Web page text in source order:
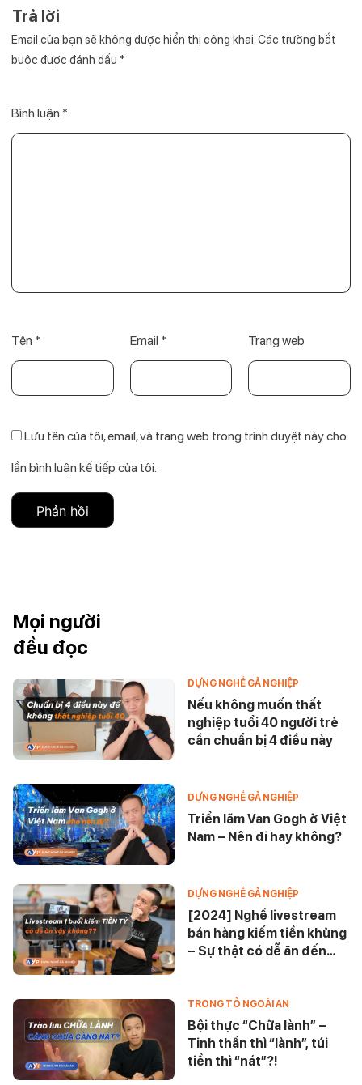
Trả lời
Email của bạn sẽ không được hiển thị công khai. Các trường bắt
buộc được đánh dấu *
Bình luận *
Tên * Email * Trang web
Lưu tên của tôi, email, và trang web trong trình duyệt này cho
lần bình luận kế tiếp của tôi.
Mọi người
đều đọc
DỰNG NGHỀ GẢ NGHIỆP
Nếu không muốn thất
nghiệp tuổi 40 người trẻ
cần chuẩn bị 4 điều này
DỰNG NGHỀ GẢ NGHIỆP
Triển lãm Van Gogh ở Việt
Nam – Nên đi hay không?
DỰNG NGHỀ GẢ NGHIỆP
[2024] Nghề livestream
bán hàng kiếm tiền khủng
– Sự thật có dễ ăn đến
TRONG TỎ NGOÀI AN
Bội thực “Chữa lành” –
Tinh thần thì “lành”, túi
tiền thì “nát”?!